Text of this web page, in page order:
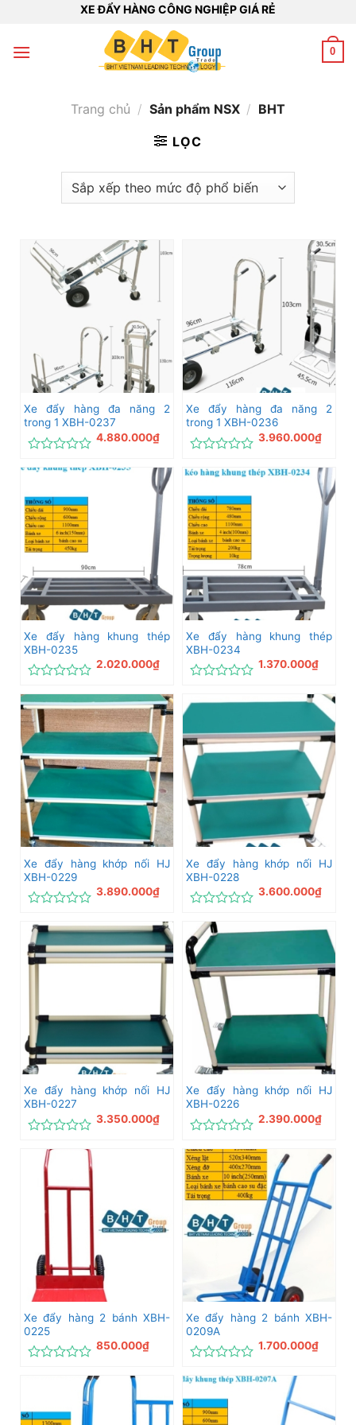
nội
XE ĐẨY HÀNG CÔNG NGHIỆP GIÁ RẺ
0
Trang chủ / Sản phẩm NSX / BHT
LỌC
Xe đẩy hàng đa năng 2
trong 1 XBH-0237
xếp
0
5
sao
4.880.000₫
Xe đẩy hàng đa năng 2
trong 1 XBH-0236
xếp
0
5
sao
3.960.000₫
Xe đẩy hàng khung thép
XBH-0235
xếp
hạng
0
5
sao
2.020.000₫
Xe đẩy hàng khung thép
XBH-0234
xếp
5
sao
1.370.000₫
Xe đẩy hàng khớp nối HJ
XBH-0229
xếp
hạng
0
5
3.890.000₫
Xe đẩy hàng khớp nối HJ
XBH-0228
xếp
hạng
0
5
sao
3.600.000₫
Xe đẩy hàng khớp nối HJ
XBH-0227
xếp
hạng
sao
3.350.000₫
Xe đẩy hàng khớp nối HJ
XBH-0226
xếp
hạng
0
5
2.390.000₫
Xe đẩy hàng 2 bánh XBH-
0225
0
5
850.000₫
Xe đẩy hàng 2 bánh XBH-
0209A
xếp
hạng
0
5
1.700.000₫